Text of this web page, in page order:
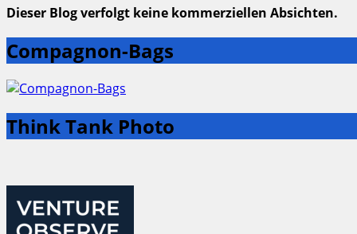
Dieser Blog verfolgt keine kommerziellen Absichten.
Compagnon-Bags
Think Tank Photo